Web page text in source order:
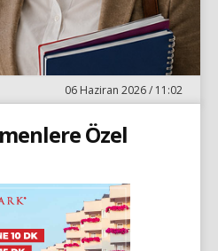
06 Haziran 2026 / 11:02
Özel